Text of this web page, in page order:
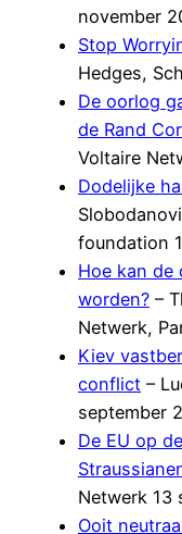
november
Stop
Hedges,
De oorlog
de Rand
Voltaire
Dodelijke
foundation
Hoe kan de
worden? –
Netwerk,
Kiev
conflict –
september
De EU op
Netwerk 13
Ooit